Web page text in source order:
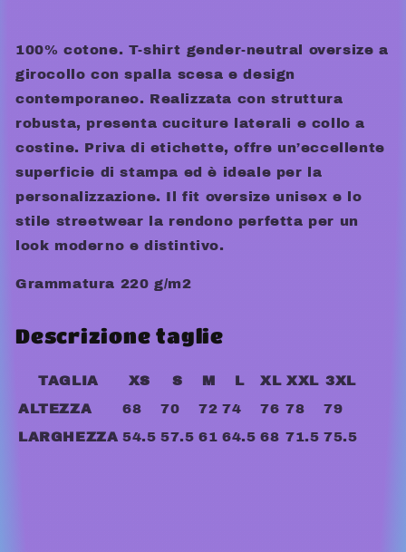
100% cotone. T-shirt gender-neutral oversize a
girocollo con spalla scesa e design
contemporaneo. Realizzata con struttura
robusta, presenta cuciture laterali e collo a
costine. Priva di etichette, offre un’eccellente
superficie di stampa ed è ideale per la
personalizzazione. Il fit oversize unisex e lo
stile streetwear la rendono perfetta per un
look moderno e distintivo.
Grammatura 220 g/m2
Descrizione taglie
TAGLIA XS S M L XL XXL 3XL
ALTEZZA
68 70 72 74 76 78
79
LARGHEZZA 54.5 57.5 61 64.5 68 71.5 75.5